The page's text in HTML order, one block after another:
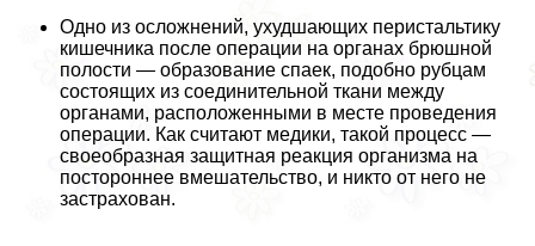
Одно из осложнений, ухудшающих перистальтику
кишечника после операции на органах брюшной
полости — образование спаек, подобно рубцам
состоящих из соединительной ткани между
органами, расположенными в месте проведения
операции. Как считают медики, такой процесс —
своеобразная защитная реакция организма на
постороннее вмешательство, и никто от него не
застрахован.